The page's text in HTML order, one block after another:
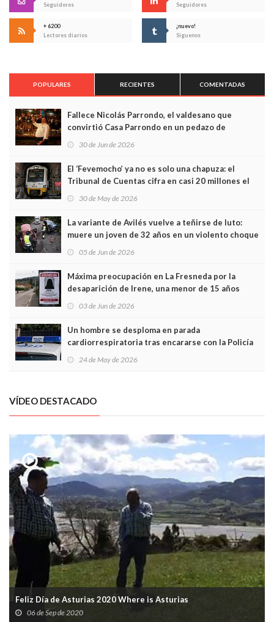
Seguidores
Seguidores
+ 6200
Lectores diarios
¡nuevo!
Síguenos
POPULARES RECIENTES COMENTADAS
Fallece Nicolás Parrondo, el valdesano que
convirtió Casa Parrondo en un pedazo de
30 de Jun de 2026
El ‘Fevemocho’ ya no es solo una chapuza: el
Tribunal de Cuentas cifra en casi 20 millones el
30 de May de 2026
La variante de Avilés vuelve a teñirse de luto:
muere un joven de 32 años en un violento choque
05 de Jun de 2026
Máxima preocupación en La Fresneda por la
desaparición de Irene, una menor de 15 años
03 de Jun de 2026
Un hombre se desploma en parada
cardiorrespiratoria tras encararse con la Policía
24 de May de 2026
VÍDEO DESTACADO
Feliz Día de Asturias 2020 Where is Asturias
06 de Sep de 2020